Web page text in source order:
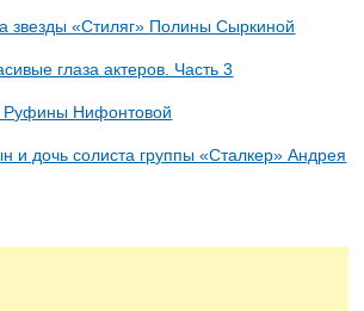
звезды «Стиляг» Полины Сыркиной
глаза актеров. Часть 3
Руфины Нифонтовой
и дочь солиста группы «Сталкер» Андрея